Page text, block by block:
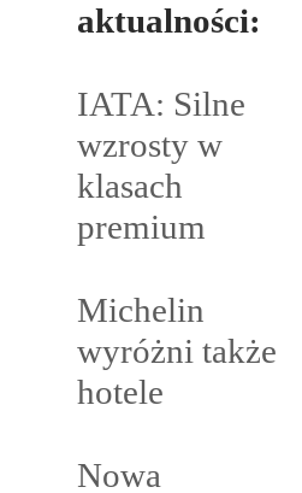
aktualności:
IATA: Silne
wzrosty w
klasach
premium
Michelin
wyróżni także
hotele
Nowa